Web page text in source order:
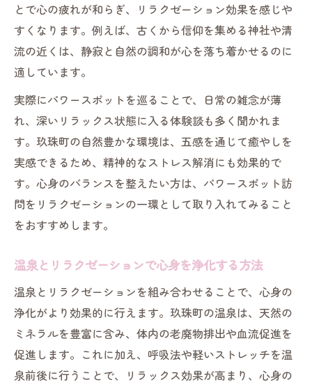
とで心の疲れが和らぎ、リラクゼーション効果を感じや
すくなります。例えば、古くから信仰を集める神社や清
流の近くは、静寂と自然の調和が心を落ち着かせるのに
適しています。
実際にパワースポットを巡ることで、日常の雑念が薄
れ、深いリラックス状態に入る体験談も多く聞かれま
す。玖珠町の自然豊かな環境は、五感を通じて癒やしを
実感できるため、精神的なストレス解消にも効果的で
す。心身のバランスを整えたい方は、パワースポット訪
問をリラクゼーションの一環として取り入れてみること
をおすすめします。
温泉とリラクゼーションで心身を浄化する方法
温泉とリラクゼーションを組み合わせることで、心身の
浄化がより効果的に行えます。玖珠町の温泉は、天然の
ミネラルを豊富に含み、体内の老廃物排出や血流促進を
促進します。これに加え、呼吸法や軽いストレッチを温
泉前後に行うことで、リラックス効果が高まり、心身の